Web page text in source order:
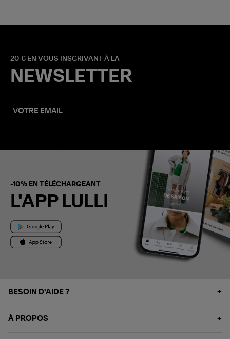
20 € EN VOUS INSCRIVANT À LA
NEWSLETTER
-10% EN TÉLÉCHARGEANT
L'APP LULLI
BESOIN D'AIDE ?
À PROPOS